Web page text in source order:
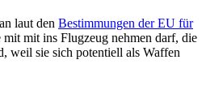
laut den Bestimmungen der EU für
mit ins Flugzeug nehmen darf, die
weil sie sich potentiell als Waffen